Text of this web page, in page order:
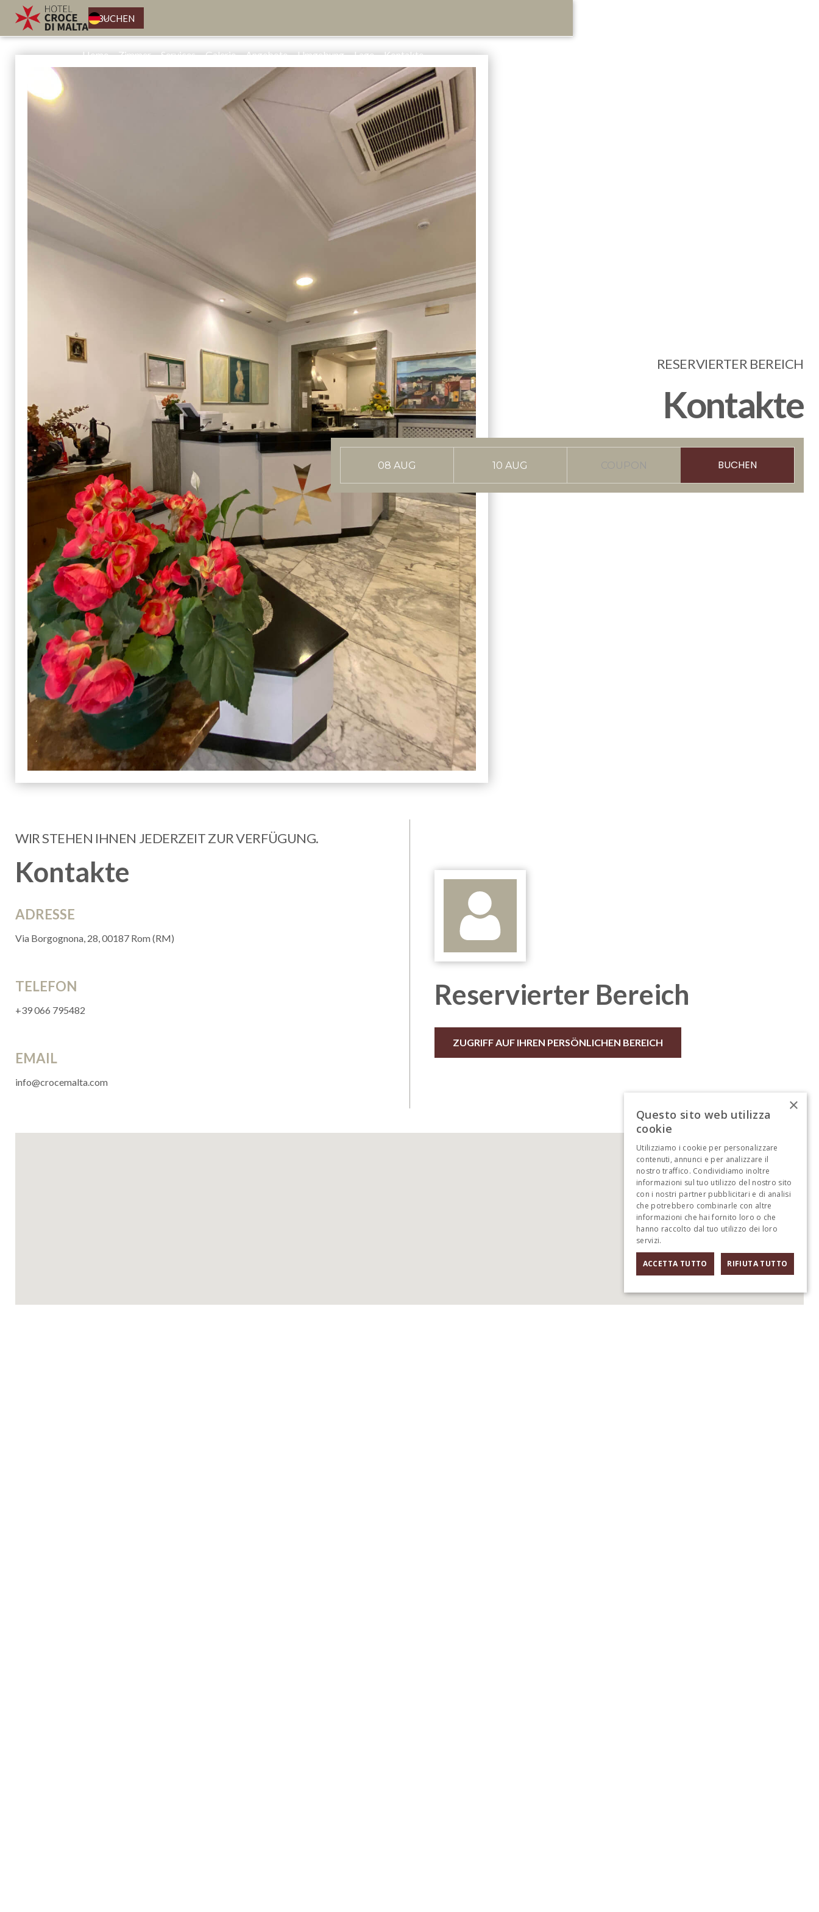
Home Zimmer Services Galerie Angebote Umgebung Lage Kontakte
BUCHEN
RESERVIERTER BEREICH
Kontakte
BUCHEN
WIR STEHEN IHNEN JEDERZEIT ZUR VERFÜGUNG.
Kontakte
ADRESSE
Via Borgognona, 28, 00187 Rom (RM)
TELEFON
+39 066 795482
EMAIL
info@crocemalta.com
Reservierter Bereich
ZUGRIFF AUF IHREN PERSÖNLICHEN BEREICH
×
Questo sito web utilizza
cookie
Utilizziamo i cookie per personalizzare
contenuti, annunci e per analizzare il
nostro traffico. Condividiamo inoltre
informazioni sul tuo utilizzo del nostro sito
con i nostri partner pubblicitari e di analisi
che potrebbero combinarle con altre
informazioni che hai fornito loro o che
hanno raccolto dal tuo utilizzo dei loro
servizi.
ACCETTA TUTTO RIFIUTA TUTTO